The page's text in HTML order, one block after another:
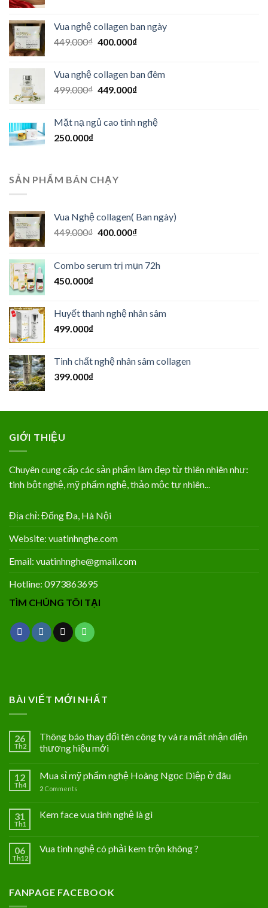
299.000₫.là:
270.000₫.
Vua nghệ collagen ban ngày
449.000₫ Giá
449.000₫.
400.000₫Giá
là:
400.000₫.
Vua nghệ collagen ban đêm
499.000₫ Giá
499.000₫.
449.000₫Giá
là:
Mặt nạ ngủ cao tinh nghệ
250.000₫
SẢN PHẨM BÁN CHẠY
Vua Nghệ collagen( Ban ngày)
449.000₫ Giá
449.000₫.
400.000₫Giá
là:
Combo serum trị mụn 72h
450.000₫
Huyết thanh nghệ nhân sâm
499.000₫
Tinh chất nghệ nhân sâm collagen
399.000₫
GIỚI THIỆU
Chuyên cung cấp các sản phẩm làm đẹp từ thiên nhiên như:
tinh bột nghệ, mỹ phẩm nghệ, thảo mộc tự nhiên...
Địa chỉ: Đống Đa, Hà Nội
Website: vuatinhnghe.com
Email: vuatinhnghe@gmail.com
Hotline: 0973863695
TÌM CHÚNG TÔI TẠI
BÀI VIẾT MỚI NHẤT
26
Th2
Thông báo thay đổi tên công ty và ra mắt nhận diện
thương hiệu mới
12
Th4
Mua sỉ mỹ phẩm nghệ Hoàng Ngọc Diệp ở đâu
2 Comments
31
Th1
Kem face vua tinh nghệ là gì
06
Th12
Vua tinh nghệ có phải kem trộn không ?
FANPAGE FACEBOOK